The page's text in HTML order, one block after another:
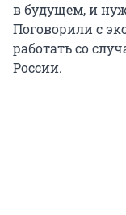
в будущем, и
Поговорили с
работать со
России.